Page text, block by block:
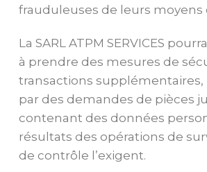
frauduleuses de leurs moyens
La SARL ATPM SERVICES
à prendre des mesures de
transactions
par des demandes de pièces
contenant des données
résultats des opérations de
de contrôle l’exigent.